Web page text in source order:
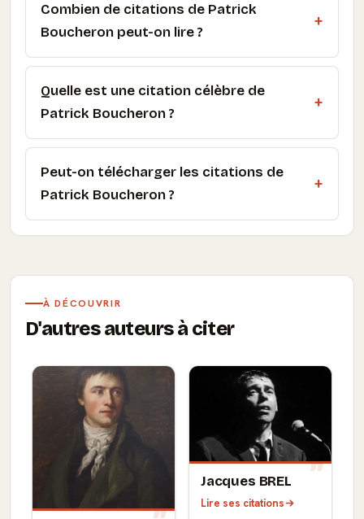
Combien de citations de Patrick
Boucheron peut-on lire ?
Quelle est une citation célèbre de
Patrick Boucheron ?
Peut-on télécharger les citations de
Patrick Boucheron ?
À DÉCOUVRIR
D'autres auteurs à citer
Jacques BREL
Lire ses citations